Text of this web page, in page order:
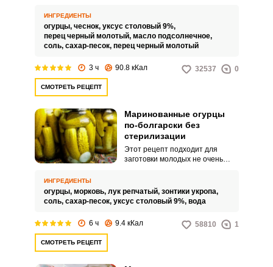
специями и получаются очень
насыщенными по вкусу.
ИНГРЕДИЕНТЫ
огурцы, чеснок, уксус столовый 9%,
перец черный молотый, масло подсолнечное,
соль, сахар-песок, перец черный молотый
3 ч 90.8 кКал 32537 0
СМОТРЕТЬ РЕЦЕПТ
Маринованные огурцы
по-болгарски без
стерилизации
Этот рецепт подходит для
заготовки молодых не очень
товар, в магазинах его покупали
ящиками.
ИНГРЕДИЕНТЫ
огурцы, морковь, лук репчатый, зонтики укропа,
соль, сахар-песок, уксус столовый 9%, вода
6 ч 9.4 кКал 58810 1
СМОТРЕТЬ РЕЦЕПТ
ЕЩЕ НЕ ЗАРЕГИСТРИРОВАННЫ?
Забыли пароль?